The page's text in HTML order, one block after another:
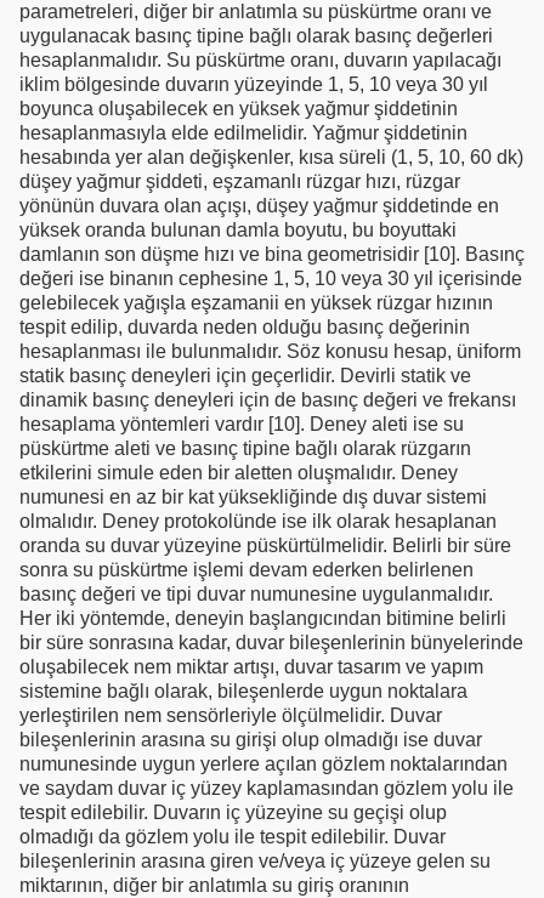
parametreleri, diğer bir anlatımla su püskürtme oranı ve
uygulanacak basınç tipine bağlı olarak basınç değerleri
hesaplanmalıdır. Su püskürtme oranı, duvarın yapılacağı
iklim bölgesinde duvarın yüzeyinde 1, 5, 10 veya 30 yıl
boyunca oluşabilecek en yüksek yağmur şiddetinin
hesaplanmasıyla elde edilmelidir. Yağmur şiddetinin
hesabında yer alan değişkenler, kısa süreli (1, 5, 10, 60 dk)
düşey yağmur şiddeti, eşzamanlı rüzgar hızı, rüzgar
yönünün duvara olan açışı, düşey yağmur şiddetinde en
yüksek oranda bulunan damla boyutu, bu boyuttaki
damlanın son düşme hızı ve bina geometrisidir [10]. Basınç
değeri ise binanın cephesine 1, 5, 10 veya 30 yıl içerisinde
gelebilecek yağışla eşzamanii en yüksek rüzgar hızının
tespit edilip, duvarda neden olduğu basınç değerinin
hesaplanması ile bulunmalıdır. Söz konusu hesap, üniform
statik basınç deneyleri için geçerlidir. Devirli statik ve
dinamik basınç deneyleri için de basınç değeri ve frekansı
hesaplama yöntemleri vardır [10]. Deney aleti ise su
püskürtme aleti ve basınç tipine bağlı olarak rüzgarın
etkilerini simule eden bir aletten oluşmalıdır. Deney
numunesi en az bir kat yüksekliğinde dış duvar sistemi
olmalıdır. Deney protokolünde ise ilk olarak hesaplanan
oranda su duvar yüzeyine püskürtülmelidir. Belirli bir süre
sonra su püskürtme işlemi devam ederken belirlenen
basınç değeri ve tipi duvar numunesine uygulanmalıdır.
Her iki yöntemde, deneyin başlangıcından bitimine belirli
bir süre sonrasına kadar, duvar bileşenlerinin bünyelerinde
oluşabilecek nem miktar artışı, duvar tasarım ve yapım
sistemine bağlı olarak, bileşenlerde uygun noktalara
yerleştirilen nem sensörleriyle ölçülmelidir. Duvar
bileşenlerinin arasına su girişi olup olmadığı ise duvar
numunesinde uygun yerlere açılan gözlem noktalarından
ve saydam duvar iç yüzey kaplamasından gözlem yolu ile
tespit edilebilir. Duvarın iç yüzeyine su geçişi olup
olmadığı da gözlem yolu ile tespit edilebilir. Duvar
bileşenlerinin arasına giren ve/veya iç yüzeye gelen su
miktarının, diğer bir anlatımla su giriş oranının